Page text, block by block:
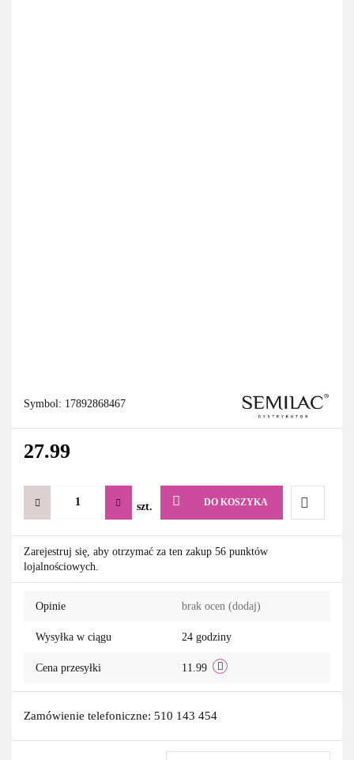
Symbol: 17892868467
27.99
szt. DO KOSZYKA
Do
Zarejestruj się, aby otrzymać za ten zakup 56 punktów
lojalnościowych.
Opinie brak ocen (dodaj)
Wysyłka w ciągu 24 godziny
Cena przesyłki 11.99
Zamówienie telefoniczne: 510 143 454